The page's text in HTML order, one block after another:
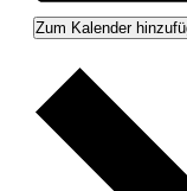
Zum Kalender